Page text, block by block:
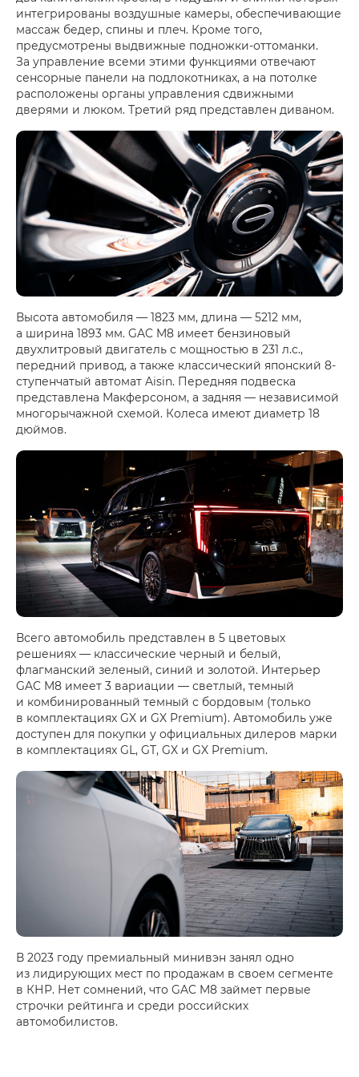
интегрированы воздушные камеры, обеспечивающие
массаж бедер, спины и плеч. Кроме того,
предусмотрены выдвижные подножки-оттоманки.
За управление всеми этими функциями отвечают
сенсорные панели на подлокотниках, а на потолке
расположены органы управления сдвижными
дверями и люком. Третий ряд представлен диваном.
Высота автомобиля — 1823 мм, длина — 5212 мм,
а ширина 1893 мм. GAC M8 имеет бензиновый
двухлитровый двигатель с мощностью в 231 л.с.,
передний привод, а также классический японский 8-
ступенчатый автомат Aisin. Передняя подвеска
представлена Макферсоном, а задняя — независимой
многорычажной схемой. Колеса имеют диаметр 18
дюймов.
Всего автомобиль представлен в 5 цветовых
решениях — классические черный и белый,
флагманский зеленый, синий и золотой. Интерьер
GAC M8 имеет 3 вариации — светлый, темный
и комбинированный темный с бордовым (только
в комплектациях GX и GX Premium). Автомобиль уже
доступен для покупки у официальных дилеров марки
в комплектациях GL, GT, GX и GX Premium.
В 2023 году премиальный минивэн занял одно
из лидирующих мест по продажам в своем сегменте
в КНР. Нет сомнений, что GAC M8 займет первые
строчки рейтинга и среди российских
автомобилистов.